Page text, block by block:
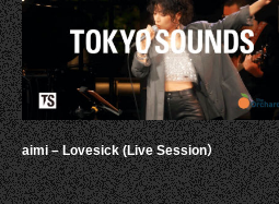
aimi – Lovesick (Live Session）